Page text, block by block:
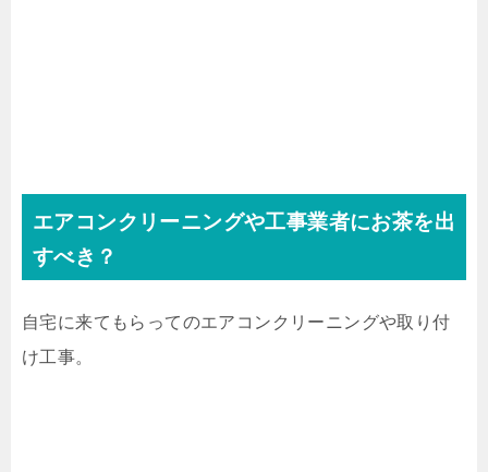
エアコンクリーニングや工事業者にお茶を出
すべき？
自宅に来てもらってのエアコンクリーニングや取り付
け工事。